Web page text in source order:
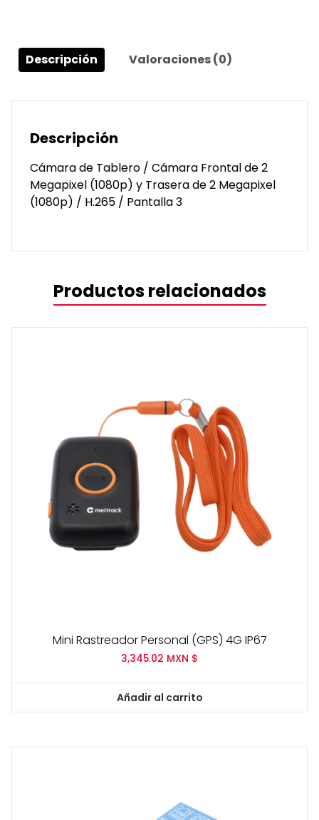
y
Trasera
(1080p)
/
H.265
/
Pantalla
Descripción Valoraciones (0)
Descripción
Cámara de Tablero / Cámara Frontal de 2
Megapixel (1080p) y Trasera de 2 Megapixel
(1080p) / H.265 / Pantalla 3
Productos relacionados
Mini Rastreador Personal (GPS) 4G IP67
3,345.02 MXN $
Añadir al carrito